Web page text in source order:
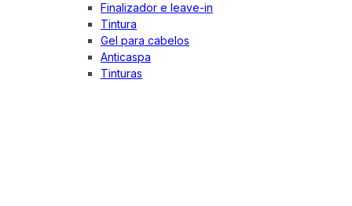
Finalizador e leave-in
Tintura
Gel para cabelos
Anticaspa
Tinturas